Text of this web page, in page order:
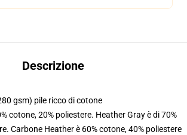
Descrizione
gsm) pile ricco di cotone
cotone, 20% poliestere. Heather Gray è di 70%
Carbone Heather è 60% cotone, 40% poliestere